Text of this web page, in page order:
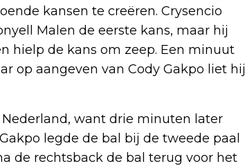
kansen te creëren. Crysencio
Malen de eerste kans, maar hij
hielp de kans om zeep. Een minuut
op aangeven van Cody Gakpo liet hij
want drie minuten later
legde de bal bij de tweede paal
de rechtsback de bal terug voor het